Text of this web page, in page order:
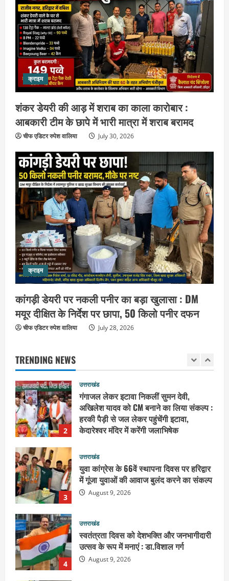
क्राइम
शंकर डेयरी की आड़ में शराब का काला कारोबार :
आबकारी टीम के छापे में भारी मात्रा में शराब बरामद
चीफ एडिटर रुपेश वालिया July 30, 2026
क्राइम
कांगड़ी डेयरी पर नकली पनीर का बड़ा खुलासा : DM
मयूर दीक्षित के निर्देश पर छापा, 50 किलो पनीर दफन
चीफ एडिटर रुपेश वालिया July 28, 2026
TRENDING NEWS
उत्तराखंड
गंगाजल लेकर इटावा निकलीं सुमन देवी,
अखिलेश यादव को CM बनाने का लिया संकल्प :
हरकी पैड़ी से जल लेकर पहुंचेंगी इटावा,
केदारेश्वर मंदिर में करेंगी जलाभिषेक
August 9, 2026
उत्तराखंड
युवा कांग्रेस के 66वें स्थापना दिवस पर हरिद्वार
में गूंजा युवाओं की आवाज बुलंद करने का संकल्प
August 9, 2026
4
उत्तराखंड
स्वतंत्रता दिवस को देशभक्ति और जनभागीदारी
उत्सव के रूप में मनाएं : डा.विशाल गर्ग
August 9, 2026
5
उत्तराखंड
पूर्व कैबिनेट मंत्री स्वामी यतीश्वरानंद ने
शिवभक्त कांवड़ियों को भोजन प्रसाद वितरित
कर की सेवा, कांवड़ियों की सेवा के लिए सभी
सामर्थ्यवान आमजन आएं आगे : स्वामी
यतिश्वरानन्द
1
उत्तराखंड
संतों के वायरल वीडियो पर अखाड़ा परिषद का
गुस्सा : अध्यक्ष बोले, AI की आड़ में बदनाम करने
वालों की अब खैर नहीं
August 9, 2026
2
अखिलेश यादव को CM बनाने का लिया संकल्प :
हरकी पैड़ी से जल लेकर पहुंचेंगी इटावा,
केदारेश्वर मंदिर में करेंगी जलाभिषेक
August 9, 2026
3
उत्तराखंड
युवा कांग्रेस के 66वें स्थापना दिवस पर हरिद्वार
August 9, 2026
4
उत्तराखंड
August 9, 2026
उत्तराखंड
पूर्व कैबिनेट मंत्री स्वामी यतीश्वरानंद ने